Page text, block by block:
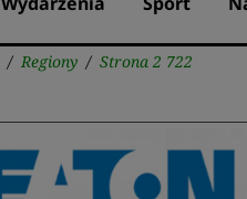
/ Regiony / Strona 2 722